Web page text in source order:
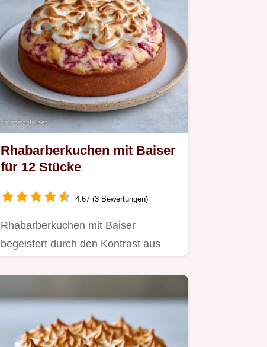
Rhabarberkuchen mit Baiser
für 12 Stücke
4.67 (3 Bewertungen)
Rhabarberkuchen mit Baiser
begeistert durch den Kontrast aus